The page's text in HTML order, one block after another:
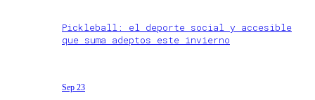
Pickleball: el deporte social y accesible
que suma adeptos este invierno
Sep 23